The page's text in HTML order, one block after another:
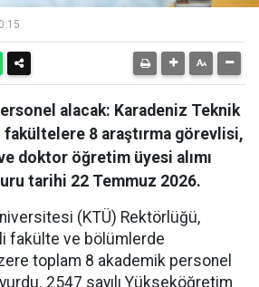
alacak: Karadeniz Teknik
8 araştırma görevlisi,
doktor öğretim üyesi alımı
tarihi 22 Temmuz 2026.
(KTÜ) Rektörlüğü,
fakülte ve bölümlerde
toplam 8 akademik personel
2547 sayılı Yükseköğretim